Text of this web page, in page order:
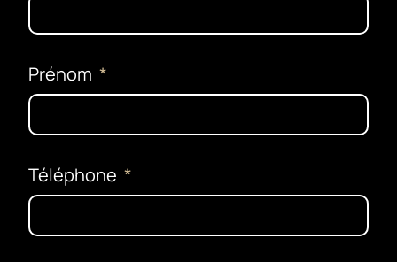
Prénom
Téléphone